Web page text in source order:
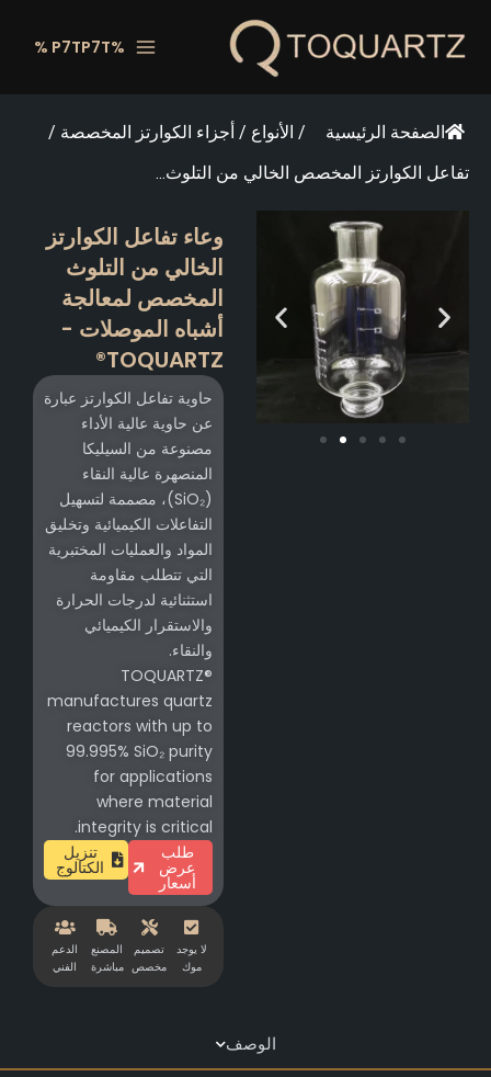
%P7TP7T %
الصفحة الرئيسية الأنواع / أجزاء الكوارتز المخصصة /
تفاعل الكوارتز المخصص الخالي من التلوث...
وعاء تفاعل الكوارتز
الخالي من التلوث
المخصص لمعالجة
أشباه الموصلات -
TOQUARTZ®
حاوية تفاعل الكوارتز عبارة
عن حاوية عالية الأداء
مصنوعة من السيليكا
المنصهرة عالية النقاء
(SiO₂)، مصممة لتسهيل
التفاعلات الكيميائية وتخليق
المواد والعمليات المختبرية
التي تتطلب مقاومة
استثنائية لدرجات الحرارة
والاستقرار الكيميائي
والنقاء.
TOQUARTZ®
manufactures quartz
reactors with up to
99.995% SiO₂ purity
for applications
where material
integrity is critical.
طلب
عرض
أسعار
تنزيل
الكتالوج
لا يوجد
موك
تصميم
مخصص
المصنع
مباشرة
الدعم
الفني
الوصف